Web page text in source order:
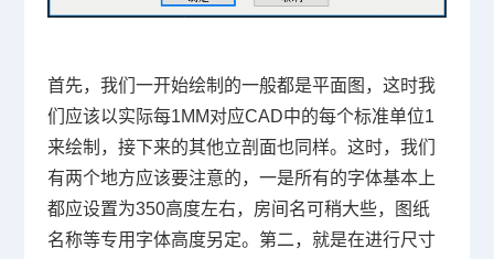
首先，我们一开始绘制的一般都是平面图，这时我
们应该以实际每1MM对应CAD中的每个标准单位1
来绘制，接下来的其他立剖面也同样。这时，我们
有两个地方应该要注意的，一是所有的字体基本上
都应设置为350高度左右，房间名可稍大些，图纸
名称等专用字体高度另定。第二，就是在进行尺寸